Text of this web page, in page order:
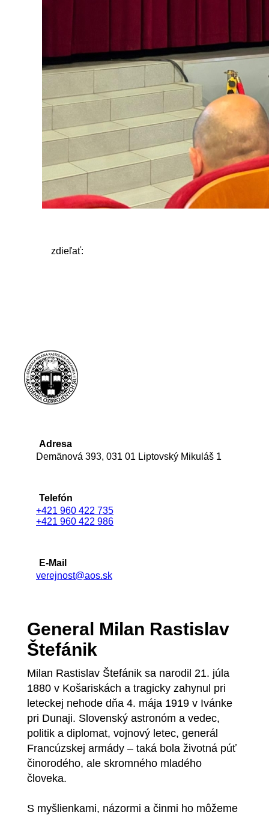
zdieľať:
Adresa
Demänová 393, 031 01 Liptovský Mikuláš 1
Telefón
+421 960 422 735
+421 960 422 986
E-Mail
verejnost@aos.sk
General Milan Rastislav
Štefánik
Milan Rastislav Štefánik sa narodil 21. júla
1880 v Košariskách a tragicky zahynul pri
leteckej nehode dňa 4. mája 1919 v Ivánke
pri Dunaji. Slovenský astronóm a vedec,
politik a diplomat, vojnový letec, generál
Francúzskej armády – taká bola životná púť
činorodého, ale skromného mladého
človeka.
S myšlienkami, názormi a činmi ho môžeme